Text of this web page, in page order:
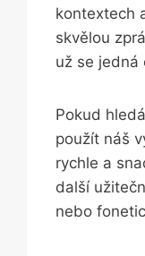
kontextech
skvělou
už se jedná
Pokud
použít náš
rychle a
další
nebo